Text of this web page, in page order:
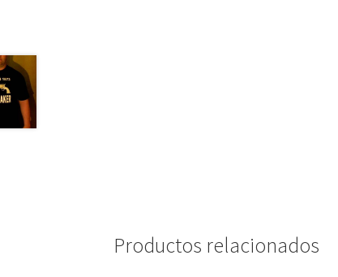
Productos relacionados